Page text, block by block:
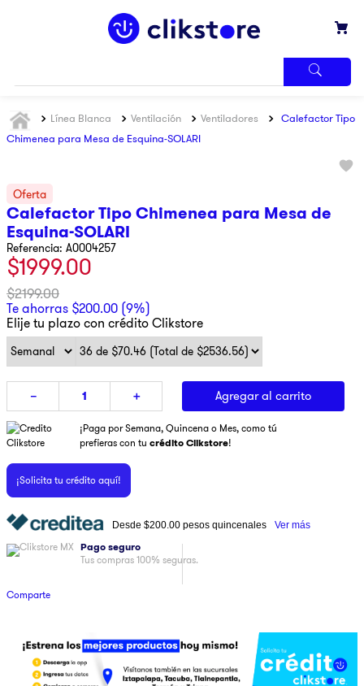
Línea Blanca Ventilación Ventiladores
Calefactor Tipo
Chimenea para Mesa de Esquina-SOLARI
Calefactor Tipo Chimenea para Mesa de
Esquina-SOLARI
Referencia: A0004257
$1999.00
$2199.00
Te ahorras $200.00 (9%)
Elije tu plazo con crédito Clikstore
＋
－ Agregar al carrito
¡Paga por Semana, Quincena o Mes, como tú
prefieras con tu crédito Clikstore!
¡Solicita tu crédito aquí!
Desde $200.00 pesos quincenales Ver más
Pago seguro
Tus compras 100% seguras.
Comparte
MÁS
BUSCADOS
3.
samsung
4.
pantalla
5.
motos
6.
winia
7.
xbox
8.
lavadora
9.
ninja
10. pulsar